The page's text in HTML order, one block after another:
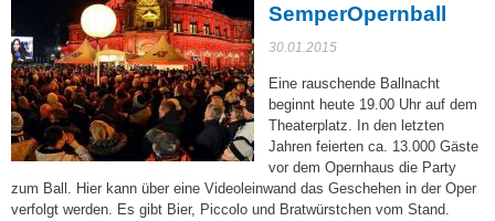
SemperOpernball
30.01.2015
Eine rauschende Ballnacht
beginnt heute 19.00 Uhr auf dem
Theaterplatz. In den letzten
Jahren feierten ca. 13.000 Gäste
vor dem Opernhaus die Party
zum Ball. Hier kann über eine Videoleinwand das Geschehen in der Oper
verfolgt werden. Es gibt Bier, Piccolo und Bratwürstchen vom Stand.